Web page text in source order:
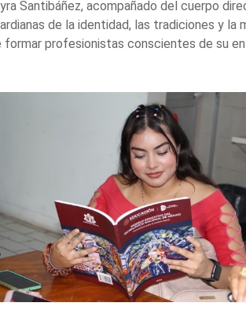
Santibáñez, acompañado del cuerpo
de la identidad, las tradiciones y
profesionistas conscientes de su